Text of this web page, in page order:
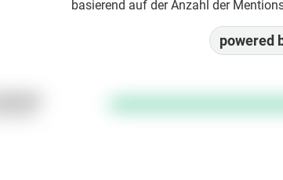
basierend auf der Anzahl der
powered